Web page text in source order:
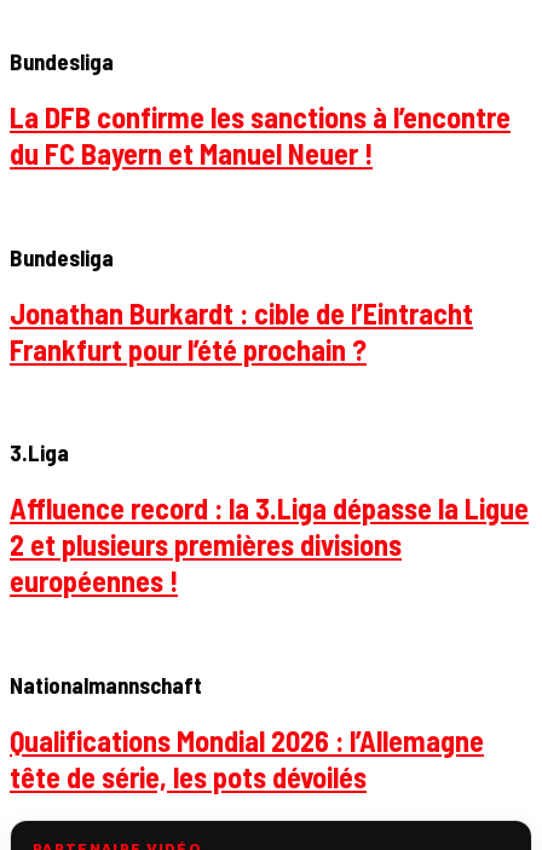
Bundesliga
La DFB confirme les sanctions à l’encontre
du FC Bayern et Manuel Neuer !
Bundesliga
Jonathan Burkardt : cible de l’Eintracht
Frankfurt pour l’été prochain ?
3.Liga
Affluence record : la 3.Liga dépasse la Ligue
2 et plusieurs premières divisions
européennes !
Nationalmannschaft
Qualifications Mondial 2026 : l’Allemagne
tête de série, les pots dévoilés